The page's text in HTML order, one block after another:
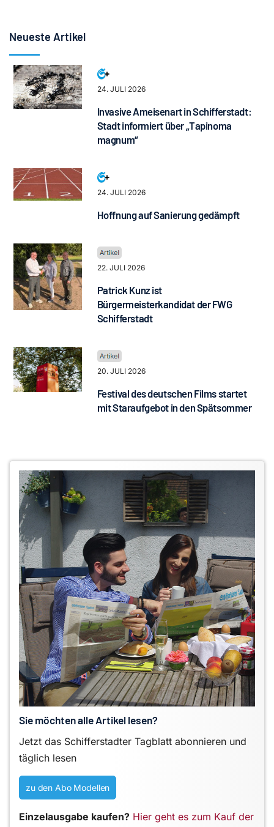
Neueste Artikel
24. JULI 2026
Invasive Ameisenart in Schifferstadt:
Stadt informiert über „Tapinoma
magnum“
24. JULI 2026
Hoffnung auf Sanierung gedämpft
22. JULI 2026
Patrick Kunz ist
Bürgermeisterkandidat der FWG
Schifferstadt
20. JULI 2026
Festival des deutschen Films startet
mit Staraufgebot in den Spätsommer
Sie möchten alle Artikel lesen?
Jetzt das Schifferstadter Tagblatt abonnieren und
täglich lesen
zu den Abo Modellen
Einzelausgabe kaufen? Hier geht es zum Kauf der